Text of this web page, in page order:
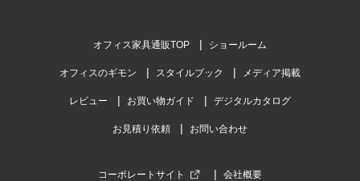
オフィス家具通販TOP ショールーム
オフィスのギモン スタイルブック メディア掲載
レビュー お買い物ガイド デジタルカタログ
お見積り依頼 お問い合わせ
コーポレートサイト 会社概要